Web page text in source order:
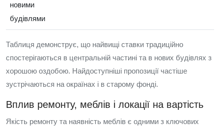
новими
будівлями
Таблиця демонструє, що найвищі ставки традиційно
спостерігаються в центральній частині та в нових будівлях з
хорошою оздобою. Найдоступніші пропозиції частіше
зустрічаються на окраїнах і в старому фонді.
Вплив ремонту, меблів і локації на вартість
Якість ремонту та наявність меблів є одними з ключових